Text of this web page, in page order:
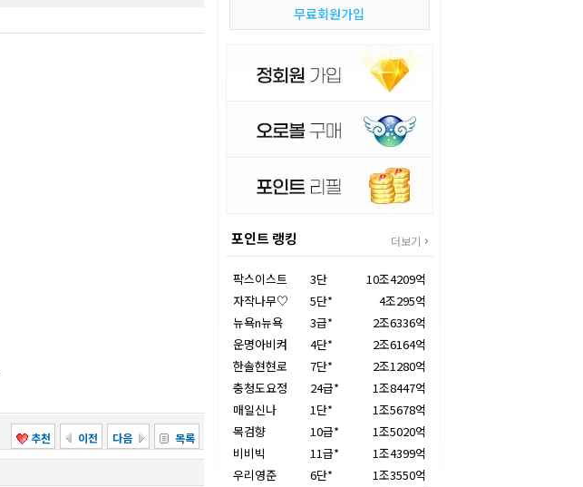
추천 이전 다음 목록
무료회원가입
포인트 랭킹 더보기
팍스이스트 3단
10조4209억
자작나무♡
5단*
4조295억
뉴욕n뉴욕
3급*
2조6336억
운명아비켜
4단*
2조6164억
한솔현현로
7단*
2조1280억
충청도요정
24급*
1조8447억
매일신나
1단*
1조5678억
목검향
10급*
1조5020억
비비빅
11급*
1조4399억
우리영준
6단*
1조3550억